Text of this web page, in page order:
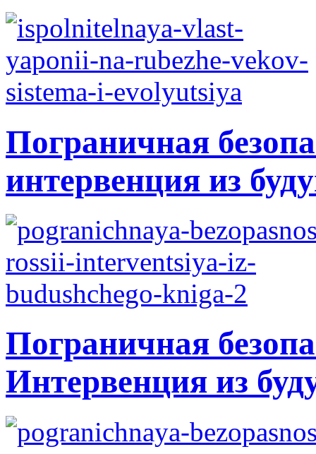
Пограничная
интервенция из
Пограничная
Интервенция из